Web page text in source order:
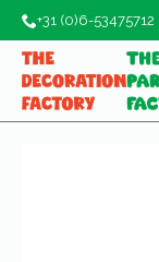
+31 (0)6-53475712